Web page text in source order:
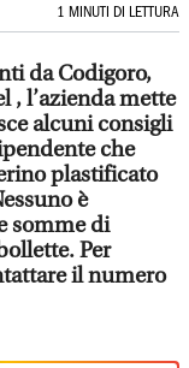
1 MINUTI DI LETTURA
da Codigoro,
, l’azienda mette
alcuni consigli
che
plastificato
è
somme di
Per
il numero